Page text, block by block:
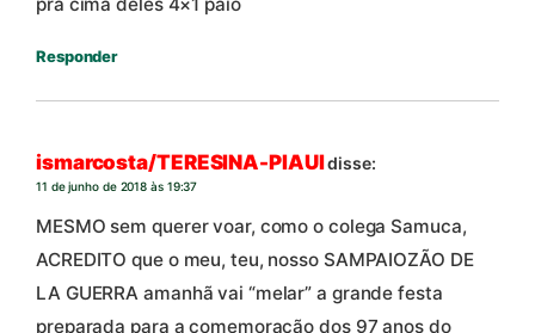
pra cima deles 4×1 paio
Responder
ismarcosta/TERESINA-PIAUIdisse:
11 de junho de 2018 às 19:37
MESMO sem querer voar, como o colega Samuca,
ACREDITO que o meu, teu, nosso SAMPAIOZÃO DE
LA GUERRA amanhã vai “melar” a grande festa
preparada para a comemoração dos 97 anos do